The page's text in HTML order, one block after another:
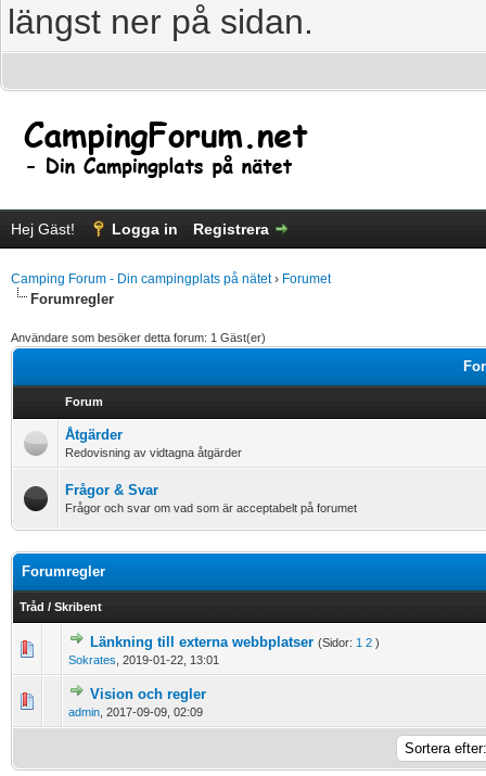
längst ner på sidan.
Hej Gäst! Logga in Registrera
Camping Forum - Din campingplats på nätet› Forumet
Forumregler
Användare som besöker detta forum: 1 Gäst(er)
Forum
Åtgärder
Redovisning av vidtagna åtgärder
Frågor & Svar
Frågor och svar om vad som är acceptabelt på forumet
Forumregler
Tråd / Skribent
Länkning till externa webbplatser (Sidor: 1 2 )
Sokrates 2019-01-22, 13:01
0 Vote(s) - 0 out of 5 in Average
12345
Vision och regler
admin 2017-09-09, 02:09
0 Vote(s) - 0 out of 5 in Average